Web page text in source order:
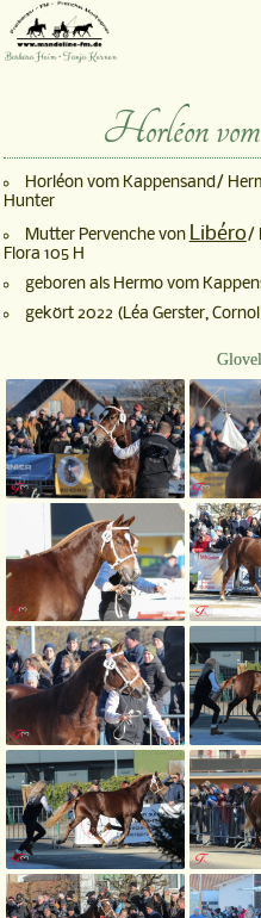
Barbara Heim • Tanja Kernen
Horléon
Horléon vom Kappensand/
Hunter
Mutter Pervenche von Libéro/
Flora 105 H
geboren als Hermo vom
gekört 2022 (Léa Gerster,